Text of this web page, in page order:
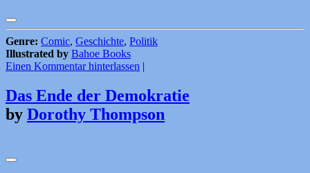
Genre: Comic, Geschichte, Politik
Illustrated by Bahoe Books
Einen Kommentar hinterlassen |
Das Ende der Demokratie
by Dorothy Thompson